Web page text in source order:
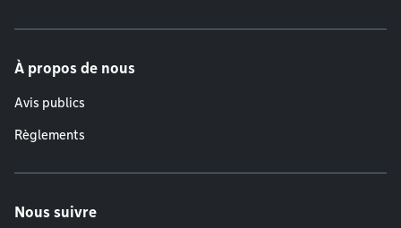
À propos de nous
Avis publics
Règlements
Nous suivre